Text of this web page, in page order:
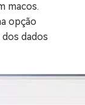
macos.
opção
dados